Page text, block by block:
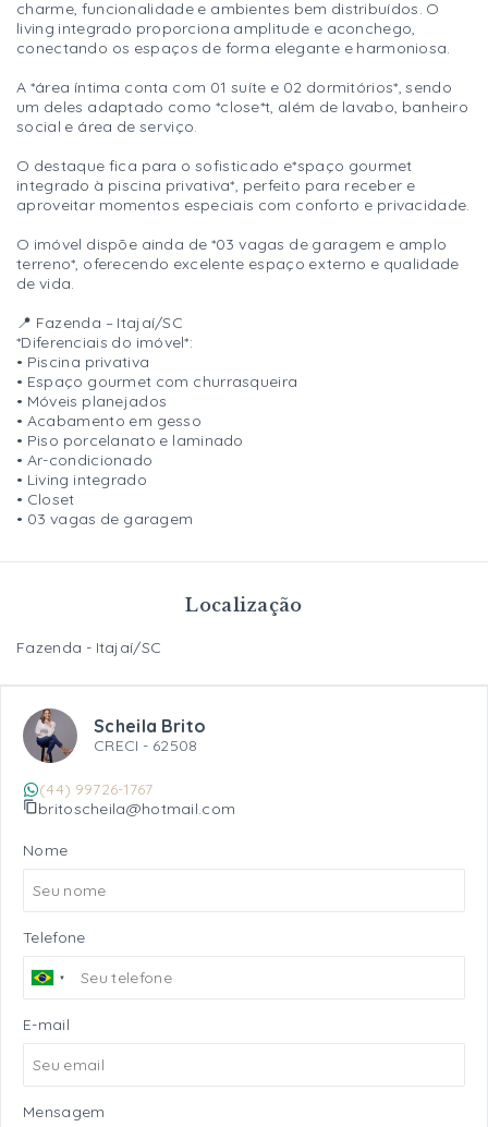
charme, funcionalidade e ambientes bem distribuídos. O
living integrado proporciona amplitude e aconchego,
conectando os espaços de forma elegante e harmoniosa.
A *área íntima conta com 01 suíte e 02 dormitórios*, sendo
um deles adaptado como *close*t, além de lavabo, banheiro
social e área de serviço.
O destaque fica para o sofisticado e*spaço gourmet
integrado à piscina privativa*, perfeito para receber e
aproveitar momentos especiais com conforto e privacidade.
O imóvel dispõe ainda de *03 vagas de garagem e amplo
terreno*, oferecendo excelente espaço externo e qualidade
de vida.
📍 Fazenda – Itajaí/SC
*Diferenciais do imóvel*:
• Piscina privativa
• Espaço gourmet com churrasqueira
• Móveis planejados
• Acabamento em gesso
• Piso porcelanato e laminado
• Ar-condicionado
• Living integrado
• Closet
• 03 vagas de garagem
Localização
Fazenda - Itajaí/SC
Scheila Brito
CRECI - 62508
(44) 99726-1767
britoscheila@hotmail.com
Nome
Telefone
E-mail
Mensagem